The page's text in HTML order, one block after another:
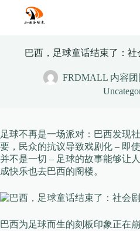
content
巴西，足球童话结束了：
FRDMALL 内容团
足球不再是一场派对：巴西发现
要，民众的抗议导致戏剧化 – 即
并不是一切 – 足球的故事能够让
成快乐也去巴西的阁楼。
巴西为足球而生的刻板印象正在